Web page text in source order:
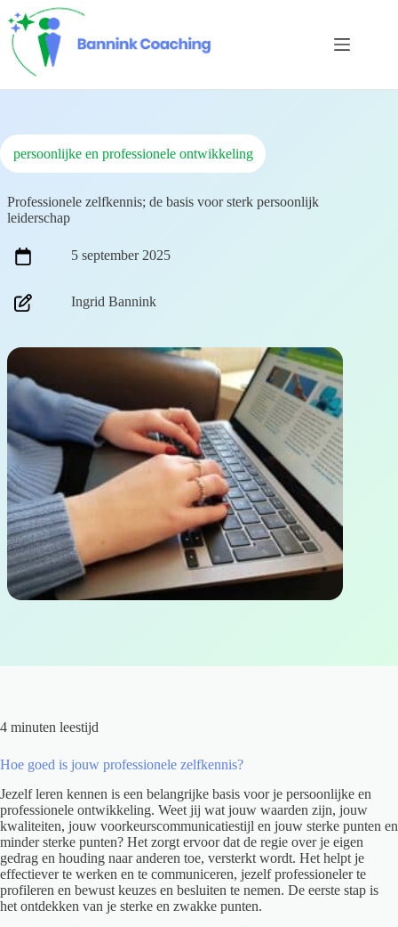
naar
de
inhoud
persoonlijke en professionele ontwikkeling
Professionele zelfkennis; de basis voor sterk persoonlijk
leiderschap
5 september 2025
Ingrid Bannink
4 minuten leestijd
Hoe goed is jouw professionele zelfkennis?
Jezelf leren kennen is een belangrijke basis voor je persoonlijke en
professionele ontwikkeling. Weet jij wat jouw waarden zijn, jouw
kwaliteiten, jouw voorkeurscommunicatiestijl en jouw sterke punten en
minder sterke punten? Het zorgt ervoor dat de regie over je eigen
gedrag en houding naar anderen toe, versterkt wordt. Het helpt je
effectiever te werken en te communiceren, jezelf professioneler te
profileren en bewust keuzes en besluiten te nemen. De eerste stap is
het ontdekken van je sterke en zwakke punten.